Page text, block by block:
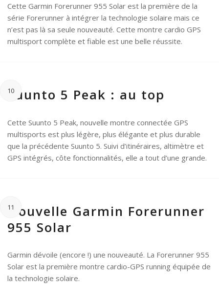
Cette Garmin Forerunner 955 Solar est la première de la
série Forerunner à intégrer la technologie solaire mais ce
n’est pas là sa seule nouveauté. Cette montre cardio GPS
multisport complète et fiable est une belle réussite.
10
Suunto 5 Peak : au top
Cette Suunto 5 Peak, nouvelle montre connectée GPS
multisports est plus légère, plus élégante et plus durable
que la précédente Suunto 5. Suivi d’itinéraires, altimètre et
GPS intégrés, côte fonctionnalités, elle a tout d’une grande.
11
Nouvelle Garmin Forerunner
955 Solar
Garmin dévoile (encore !) une nouveauté. La Forerunner 955
Solar est la première montre cardio-GPS running équipée de
la technologie solaire.